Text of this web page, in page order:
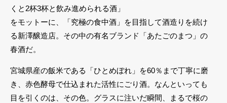
くと2杯3杯と飲み進められる酒」
をモットーに、「究極の食中酒」を目指して酒造りを続け
る新澤醸造店。その中の有名ブランド「あたごのまつ」の
春酒だ。
宮城県産の飯米である「ひとめぼれ」を60％まで丁寧に磨
き、赤色酵母で仕込まれた活性にごり酒。なんといっても
目を引くのは、その色。グラスに注いだ瞬間、まるで桜の